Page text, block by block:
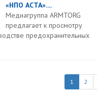
«НПО АСТА»....
Медиагруппа ARMTORG
предлагает к просмотру
предохранительных
1 2